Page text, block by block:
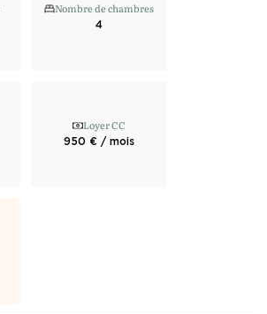
Nombre de chambres
4
Loyer CC
950 € / mois